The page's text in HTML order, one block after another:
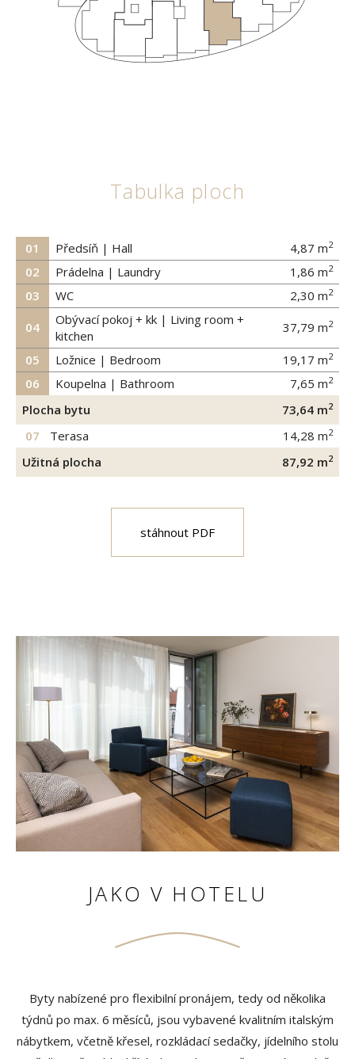
Tabulka ploch
01 Předsíň | Hall 4,87 m2
02 Prádelna | Laundry 1,86 m2
03 WC 2,30 m2
04
Obývací pokoj + kk | Living room +
kitchen
37,79 m2
05 Ložnice | Bedroom 19,17 m2
06 Koupelna | Bathroom 7,65 m2
Plocha bytu 73,64 m2
07 Terasa 14,28 m2
Užitná plocha 87,92 m2
stáhnout PDF
JAKO V HOTELU
Byty nabízené pro flexibilní pronájem, tedy od několika
týdnů po max. 6 měsíců, jsou vybavené kvalitním italským
nábytkem, včetně křesel, rozkládací sedačky, jídelního stolu